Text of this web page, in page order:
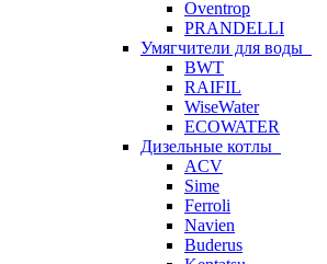
Oventrop
PRANDELLI
Умягчители для воды
BWT
RAIFIL
WiseWater
ECOWATER
Дизельные котлы
ACV
Sime
Ferroli
Navien
Buderus